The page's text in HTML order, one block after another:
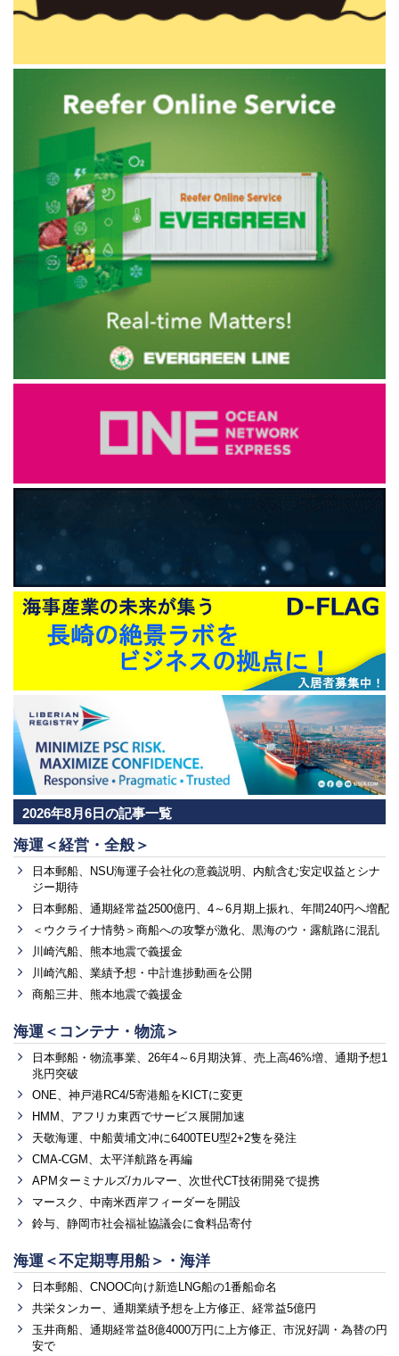
2026年8月6日の記事一覧
海運＜経営・全般＞
日本郵船、NSU海運子会社化の意義説明、内航含む安定収益とシナ
ジー期待
日本郵船、通期経常益2500億円、4～6月期上振れ、年間240円へ増配
＜ウクライナ情勢＞商船への攻撃が激化、黒海のウ・露航路に混乱
川崎汽船、熊本地震で義援金
川崎汽船、業績予想・中計進捗動画を公開
商船三井、熊本地震で義援金
海運＜コンテナ・物流＞
日本郵船・物流事業、26年4～6月期決算、売上高46%増、通期予想1
兆円突破
ONE、神戸港RC4/5寄港船をKICTに変更
HMM、アフリカ東西でサービス展開加速
天敬海運、中船黄埔文冲に6400TEU型2+2隻を発注
CMA-CGM、太平洋航路を再編
APMターミナルズ/カルマー、次世代CT技術開発で提携
マースク、中南米西岸フィーダーを開設
鈴与、静岡市社会福祉協議会に食料品寄付
海運＜不定期専用船＞・海洋
日本郵船、CNOOC向け新造LNG船の1番船命名
共栄タンカー、通期業績予想を上方修正、経常益5億円
玉井商船、通期経常益8億4000万円に上方修正、市況好調・為替の円
安で